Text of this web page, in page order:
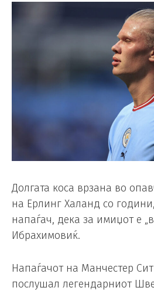
Долгата коса врзана во
на Ерлинг Халанд со
напаѓач, дека за имиџот е
Ибрахимовиќ.
Напаѓачот на Манчестер
послушал легендарниот